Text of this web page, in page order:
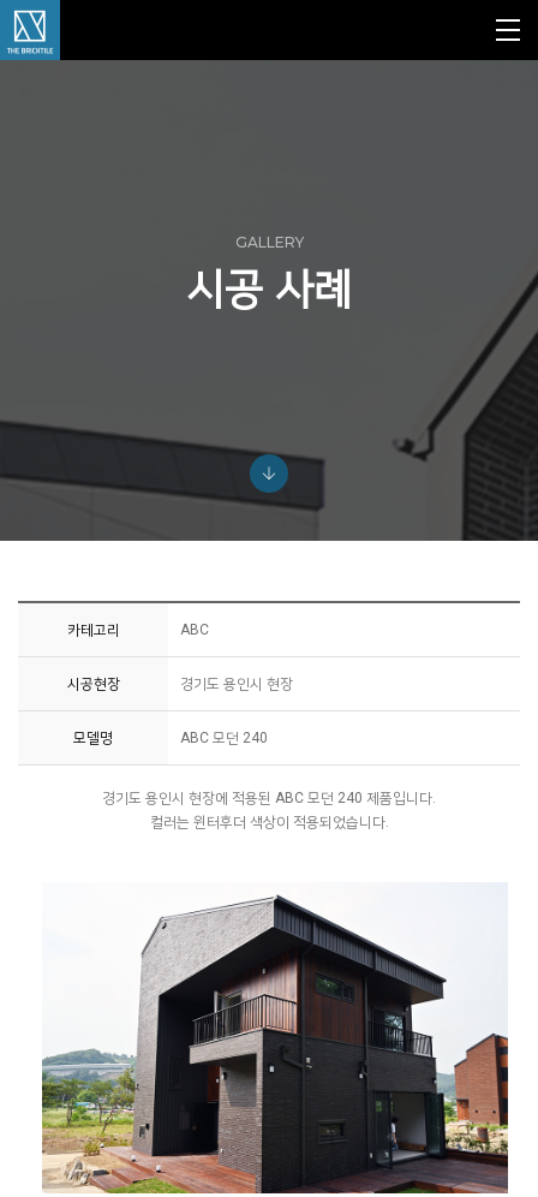
GALLERY
시공 사례
카테고리 ABC
시공현장 경기도 용인시 현장
모델명 ABC 모던 240
경기도 용인시 현장에 적용된 ABC 모던 240 제품입니다.
컬러는 윈터후더 색상이 적용되었습니다.